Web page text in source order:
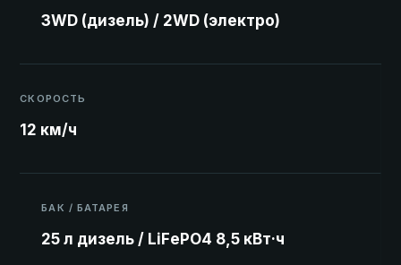
3WD (дизель) / 2WD (электро)
СКОРОСТЬ
12 км/ч
БАК / БАТАРЕЯ
25 л дизель / LiFePO4 8,5 кВт·ч